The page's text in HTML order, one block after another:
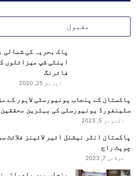
مقبول
پاک بحریہ کی شمالی
اینٹی شپ میزائلوں
فائرنگ
اپریل 25, 2020
پاکستان کے پنجاب یونیورسٹی لاہور کے
سٹینفورڈ یونیورسٹی کی بہترین
اکتوبر 5, 2023
پاکستان انٹر نیشنل ائیر لائینز فلائٹ
چوپٹ راج
جولائی 7, 2023
پنجاب میں بلدیاتی